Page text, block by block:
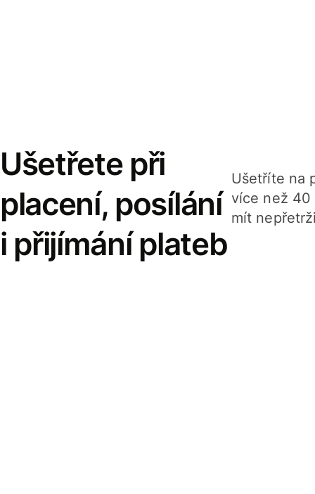
Ušetřete při
placení, posílání
i přijímání plateb
Ušetříte na
více než 40
mít